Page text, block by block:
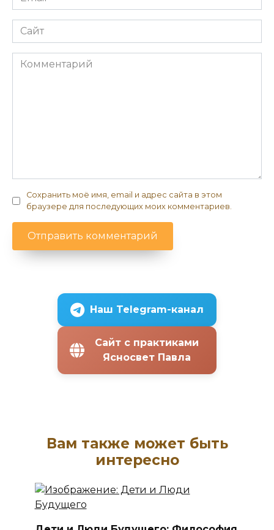
*
Сайт
Комментарий
Сохранить моё имя, email и адрес сайта в этом
браузере для последующих моих комментариев.
Наш Telegram-канал
Сайт с практиками
Ясносвет Павла
Вам также может быть
интересно